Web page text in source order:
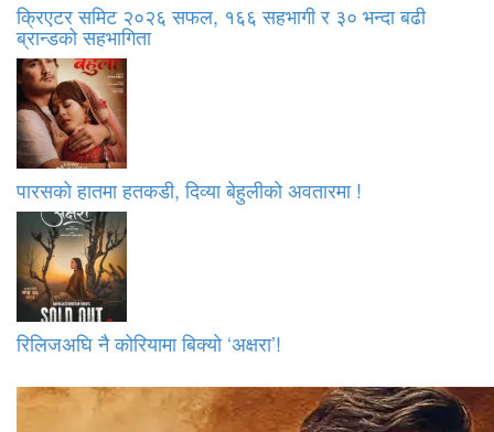
क्रिएटर समिट २०२६ सफल, १६६ सहभागी र ३० भन्दा बढी
ब्रान्डको सहभागिता
पारसको हातमा हतकडी, दिव्या बेहुलीको अवतारमा !
रिलिजअघि नै कोरियामा बिक्यो ‘अक्षरा’!